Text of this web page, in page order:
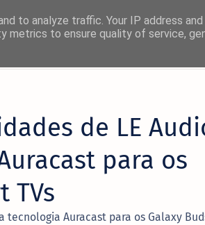
de LE
para os
TVs
Auracast para os Galaxy
to analyze traffic. Your IP address
metrics to ensure quality of service,